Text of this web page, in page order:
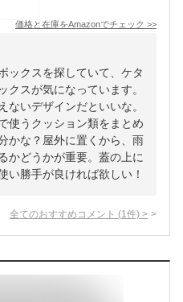
価格と在庫をAmazonでチェック >>
ックスを探していて、ケタ
クスが気になっています。
ないデザインだといいな。
使うクッション類をまとめ
かな？屋外に置くから、雨
かどうかが重要。蓋の上に
い勝手が良ければ欲しい！
全てのおすすめコメント (1 件) >